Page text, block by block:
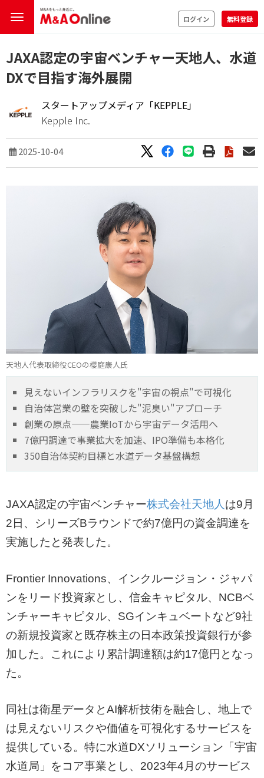
ログイン 無料登録
JAXA認定の宇宙ベンチャー天地人、水道
DXで目指す海外展開
スタートアップメディア「KEPPLE」
Kepple Inc.
2025-10-04
天地人代表取締役CEOの櫻庭康人氏
見えないインフラリスクを"宇宙の視点"で可視化
自治体営業の壁を突破した"泥臭い"アプローチ
創業の原点——農業IoTから宇宙データ活用へ
7億円調達で事業拡大を加速、IPO準備も本格化
350自治体契約目標と水道データ基盤構想
JAXA認定の宇宙ベンチャー株式会社天地人は9月
2日、シリーズBラウンドで約7億円の資金調達を
実施したと発表した。
Frontier Innovations、インクルージョン・ジャパ
ンをリード投資家とし、信金キャピタル、NCBベ
ンチャーキャピタル、SGインキュベートなど9社
の新規投資家と既存株主の日本政策投資銀行が参
加した。これにより累計調達額は約17億円となっ
た。
同社は衛星データとAI解析技術を融合し、地上で
は見えないリスクや価値を可視化するサービスを
提供している。特に水道DXソリューション「宇宙
水道局」をコア事業とし、2023年4月のサービス